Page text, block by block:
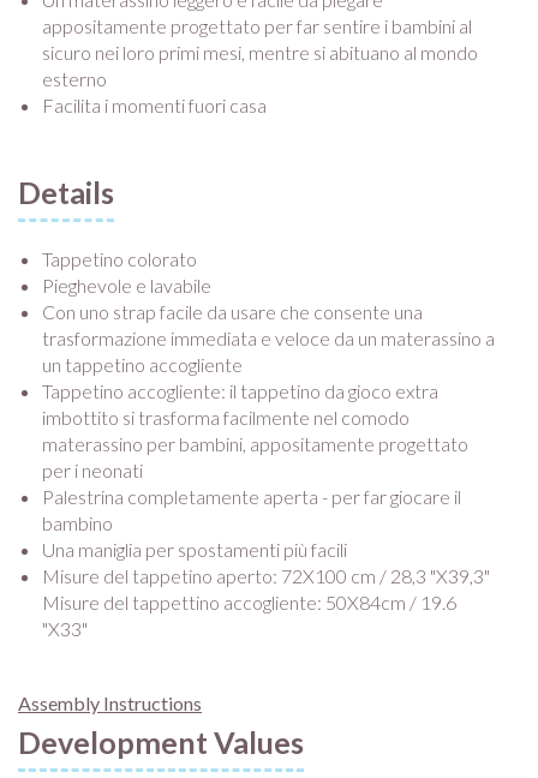
appositamente progettato per far sentire i bambini al
sicuro nei loro primi mesi, mentre si abituano al mondo
esterno
Facilita i momenti fuori casa
Details
Tappetino colorato
Pieghevole e lavabile
Con uno strap facile da usare che consente una
trasformazione immediata e veloce da un materassino a
un tappetino accogliente
Tappetino accogliente: il tappetino da gioco extra
imbottito si trasforma facilmente nel comodo
materassino per bambini, appositamente progettato
per i neonati
Palestrina completamente aperta - per far giocare il
bambino
Una maniglia per spostamenti più facili
Misure del tappetino aperto: 72X100 cm / 28,3 "X39,3"
Misure del tappettino accogliente: 50X84cm / 19.6
"X33"
Assembly Instructions
Development Values